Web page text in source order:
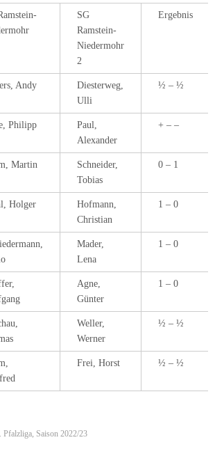
SG
Ramstein-
Niedermohr
2
Ergebnis
Andy
Diesterweg,
Ulli
½ – ½
Philipp
Paul,
Alexander
+ – –
Martin
Schneider,
Tobias
0 – 1
Holger
Hofmann,
Christian
1 – 0
Mader,
Lena
1 – 0
Agne,
Günter
1 – 0
Weller,
Werner
½ – ½
Frei, Horst ½ – ½
Pfalzliga, Saison 2022/23